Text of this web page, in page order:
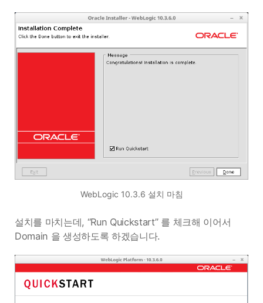
WebLogic 10.3.6 설치 마침
설치를 마치는데, “Run Quickstart” 를 체크해 이어서
Domain 을 생성하도록 하겠습니다.